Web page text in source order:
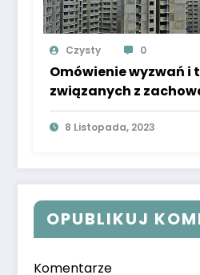
Czysty 0
Omówienie wyzwań i
związanych z
odnawianiem
oraz zabytków
8 Listopada, 2023
OPUBLIKUJ
Komentarze